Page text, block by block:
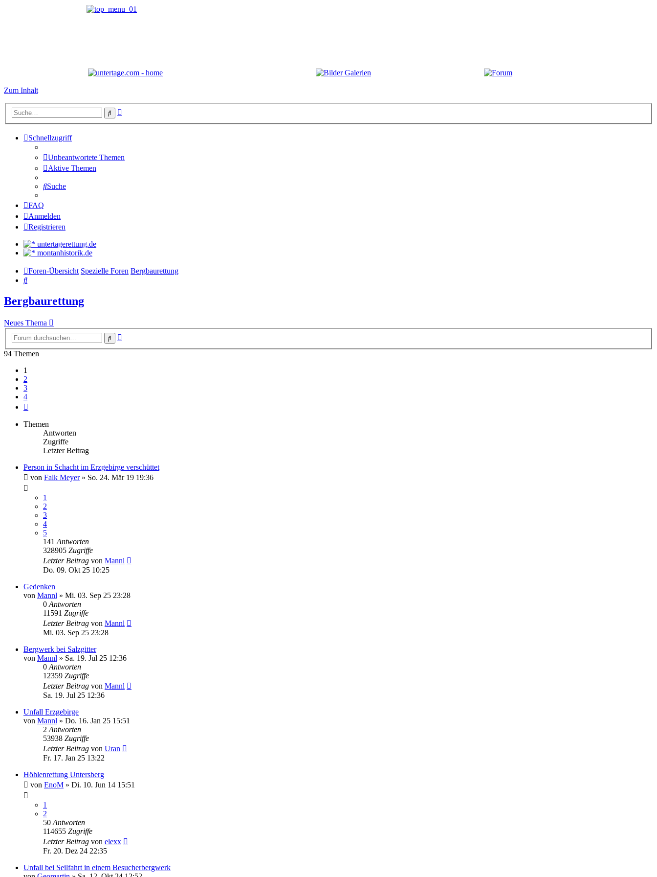
Zum Inhalt
Suche
Schnellzugriff
Unbeantwortete Themen
Aktive Themen
Suche
FAQ
Anmelden
Registrieren
untertagerettung.de
montanhistorik.de
Foren-Übersicht Spezielle Foren Bergbaurettung
Suche
Bergbaurettung
Neues Thema
Suche
94 Themen
1
2
3
4
Themen
Antworten
Zugriffe
Letzter Beitrag
Person in Schacht im Erzgebirge verschüttet
von Falk Meyer» So. 24. Mär 19 19:36
1
2
3
4
5
141 Antworten
328905 Zugriffe
Letzter Beitrag von Mannl
Do. 09. Okt 25 10:25
Gedenken
von Mannl » Mi. 03. Sep 25 23:28
0 Antworten
11591 Zugriffe
Letzter Beitrag von Mannl
Mi. 03. Sep 25 23:28
Bergwerk bei Salzgitter
von Mannl » Sa. 19. Jul 25 12:36
0 Antworten
12359 Zugriffe
Letzter Beitrag von Mannl
Sa. 19. Jul 25 12:36
Unfall Erzgebirge
von Mannl » Do. 16. Jan 25 15:51
2 Antworten
53938 Zugriffe
Letzter Beitrag von Uran
Fr. 17. Jan 25 13:22
Höhlenrettung Untersberg
von EnoM » Di. 10. Jun 14 15:51
1
2
50 Antworten
114655 Zugriffe
Letzter Beitrag von elexx
Fr. 20. Dez 24 22:35
Unfall bei Seilfahrt in einem Besucherbergwerk